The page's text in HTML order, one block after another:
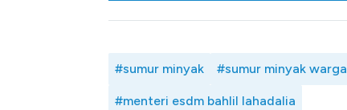
#sumur minyak #sumur minyak warga
#menteri esdm bahlil lahadalia